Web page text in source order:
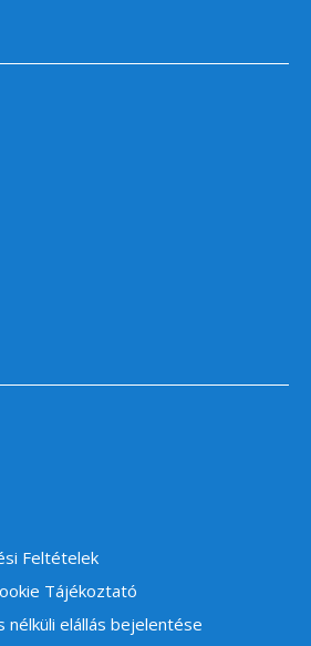
Feltételek
Tájékoztató
nélküli elállás bejelentése